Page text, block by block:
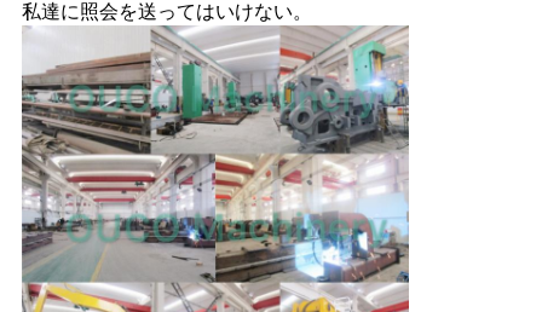
私達に照会を送ってはいけない。